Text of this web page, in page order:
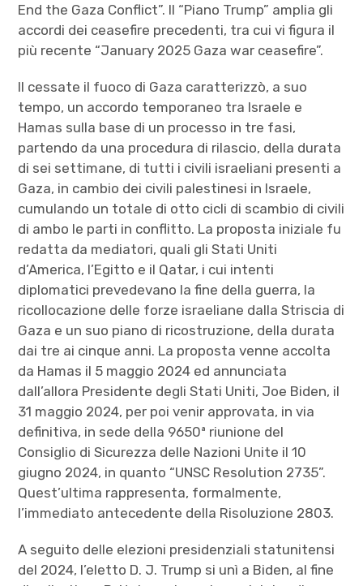
End the Gaza Conflict”. Il “Piano Trump” amplia gli
accordi dei ceasefire precedenti, tra cui vi figura il
più recente “January 2025 Gaza war ceasefire”.
Il cessate il fuoco di Gaza caratterizzò, a suo
tempo, un accordo temporaneo tra Israele e
Hamas sulla base di un processo in tre fasi,
partendo da una procedura di rilascio, della durata
di sei settimane, di tutti i civili israeliani presenti a
Gaza, in cambio dei civili palestinesi in Israele,
cumulando un totale di otto cicli di scambio di civili
di ambo le parti in conflitto. La proposta iniziale fu
redatta da mediatori, quali gli Stati Uniti
d’America, l’Egitto e il Qatar, i cui intenti
diplomatici prevedevano la fine della guerra, la
ricollocazione delle forze israeliane dalla Striscia di
Gaza e un suo piano di ricostruzione, della durata
dai tre ai cinque anni. La proposta venne accolta
da Hamas il 5 maggio 2024 ed annunciata
dall’allora Presidente degli Stati Uniti, Joe Biden, il
31 maggio 2024, per poi venir approvata, in via
definitiva, in sede della 9650ª riunione del
Consiglio di Sicurezza delle Nazioni Unite il 10
giugno 2024, in quanto “UNSC Resolution 2735”.
Quest’ultima rappresenta, formalmente,
l’immediato antecedente della Risoluzione 2803.
A seguito delle elezioni presidenziali statunitensi
del 2024, l’eletto D. J. Trump si unì a Biden, al fine